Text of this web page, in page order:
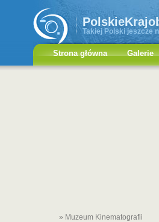
Takiej Polski jeszcze
Strona główna Galerie
» Muzeum Kinematografii